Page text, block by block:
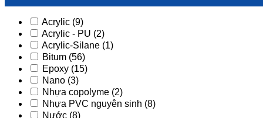
Acrylic (9)
Acrylic - PU (2)
Acrylic-Silane (1)
Bitum (56)
Epoxy (15)
Nano (3)
Nhựa copolyme (2)
Nhựa PVC nguyên sinh (8)
Nước (8)